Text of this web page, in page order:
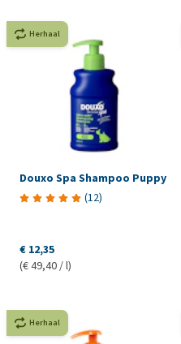
Herhaal
Douxo Spa Shampoo Puppy
(12)
€ 12,35
(€ 49,40 / l)
Herhaal